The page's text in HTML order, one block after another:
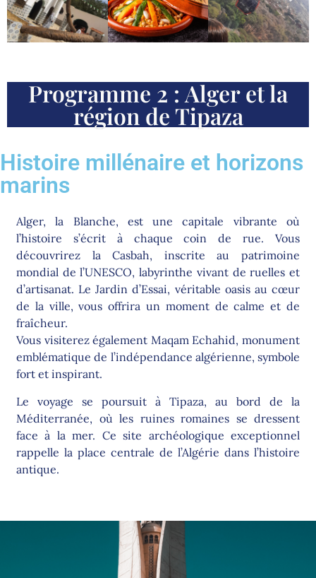
Programme 2 : Alger et la
région de Tipaza
Histoire millénaire et horizons
marins
Alger, la Blanche, est une capitale vibrante où
l’histoire s’écrit à chaque coin de rue. Vous
découvrirez la Casbah, inscrite au patrimoine
mondial de l’UNESCO, labyrinthe vivant de ruelles et
d’artisanat. Le Jardin d’Essai, véritable oasis au cœur
de la ville, vous offrira un moment de calme et de
fraîcheur.
Vous visiterez également Maqam Echahid, monument
emblématique de l’indépendance algérienne, symbole
fort et inspirant.
Le voyage se poursuit à Tipaza, au bord de la
Méditerranée, où les ruines romaines se dressent
face à la mer. Ce site archéologique exceptionnel
rappelle la place centrale de l’Algérie dans l’histoire
antique.